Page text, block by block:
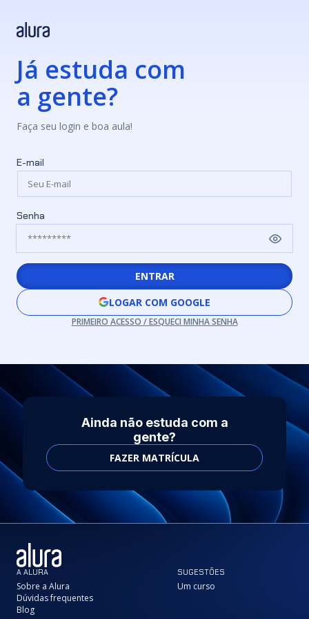
Já estuda com
a gente?
Faça seu login e boa aula!
E-mail
Senha
ENTRAR
LOGAR COM GOOGLE
PRIMEIRO ACESSO / ESQUECI MINHA SENHA
Ainda não estuda com a
gente?
FAZER MATRÍCULA
A ALURA
Sobre a Alura
Dúvidas frequentes
Blog
SUGESTÕES
Um curso